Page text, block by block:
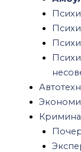
О нас
Вопросы
Блог
Контакты